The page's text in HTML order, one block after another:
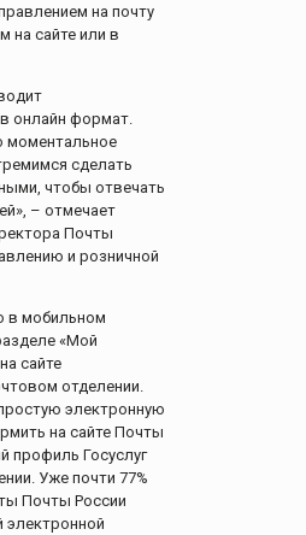
на почту
на сайте или в
онлайн формат.
моментальное
сделать
чтобы отвечать
– отмечает
Почты
и розничной
в мобильном
«Мой
сайте
отделении.
электронную
на сайте Почты
профиль Госуслуг
Уже почти 77%
Почты России